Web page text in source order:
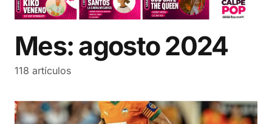
Mes:agosto 2024
118 artículos